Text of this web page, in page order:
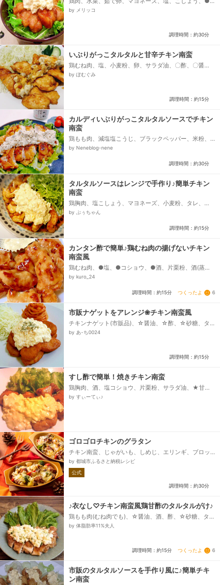
砂糖、しょうゆ、酢、片栗粉、水、温かいご飯、サラ
by メリッコ
調理時間：約30分
いぶりがっこタルタルと甘辛チキン南蛮
鶏むね肉、塩、小麦粉、卵、サラダ油、〇酢、〇醤
油、〇みりん、〇片栗粉、☆いぶりがっこ、☆マヨネ
by ぽむぐみ
調理時間：約15分
カルディいぶりがっこタルタルソースでチキン
南蛮
鶏もも肉、減塩塩こうじ、ブラックペッパー、米粉、
溶き卵、オリーブオイル、◎減塩醤油、◎みりん、◎は
by Neneblog-nene
調理時間：約30分
タルタルソースはレンジで手作り♪簡単チキン
南蛮
鶏胸肉、塩こしょう、マヨネーズ、小麦粉、タレ、☆
醤油、☆砂糖、☆酢、タルタルソース、★卵、★玉ね
by ぷぅちゃん
調理時間：約15分
カンタン酢で簡単♪鶏むね肉の揚げないチキン
南蛮風
鶏むね肉、●塩、●コショウ、●酒、片栗粉、酒(蒸し
焼き用)、カンタン酢、オリーブ油、タルタルソース
by kuro_24
調理時間：約15分 つくったよ 6
市販ナゲットをアレンジ❀チキン南蛮風
チキンナゲット(市販品)、☆醤油、☆酢、☆砂糖、タ
ルタルソースの材料、玉ねぎ、甘酢らっきょう、固ゆ
by あ-ち0024
調理時間：約15分
すし酢で簡単！焼きチキン南蛮
鶏胸肉、酒、塩コショウ、片栗粉、サラダ油、★甘酢
★、すし酢、醤油、みりん、唐辛子小口切り（お好み
by すぃーてぃ♪
ゴロゴロチキンのグラタン
チキン南蛮、じゃがいも、しめじ、エリンギ、ブロッ
コリー、赤パプリカ、バター、塩、甘酢たれ、タルタ
ルソース、牛乳、ピザ用チーズ...
by 都城市ふるさと納税レシピ
公式
調理時間：約30分
♪衣なし♡チキン南蛮風鶏甘酢のタルタルがけ♪
鶏もも肉(むね肉でも)、☆醤油、酒、酢、☆砂糖、タル
タルソース、※ID：1290033489
by 体脂肪率11%夫人
調理時間：約15分 つくったよ 6
市販のタルタルソースを手作り風に♪簡単チキ
ン南蛮